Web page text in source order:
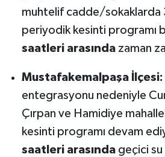
muhtelif cadde/sokaklarda
periyodik kesinti programı
saatleri arasındazaman
Mustafakemalpaşa İlçesi:
entegrasyonu nedeniyle
Çırpan ve Hamidiye
kesinti programı devam
saatleri arasındageçici su